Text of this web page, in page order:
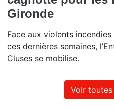
Gironde
Face aux violents
ces dernières semaines,
Cluses se mobilise.
Voir